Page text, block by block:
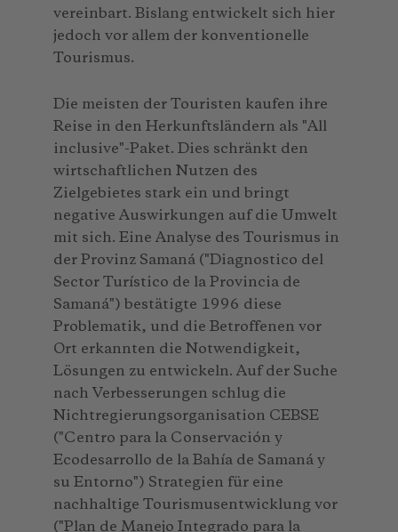
vereinbart. Bislang entwickelt sich hier
jedoch vor allem der konventionelle
Tourismus.
Die meisten der Touristen kaufen ihre
Reise in den Herkunftsländern als "All
inclusive"-Paket. Dies schränkt den
wirtschaftlichen Nutzen des
Zielgebietes stark ein und bringt
negative Auswirkungen auf die Umwelt
mit sich. Eine Analyse des Tourismus in
der Provinz Samaná ("Diagnostico del
Sector Turístico de la Provincia de
Samaná") bestätigte 1996 diese
Problematik, und die Betroffenen vor
Ort erkannten die Notwendigkeit,
Lösungen zu entwickeln. Auf der Suche
nach Verbesserungen schlug die
Nichtregierungsorganisation CEBSE
("Centro para la Conservación y
Ecodesarrollo de la Bahía de Samaná y
su Entorno") Strategien für eine
nachhaltige Tourismusentwicklung vor
("Plan de Manejo Integrado para la